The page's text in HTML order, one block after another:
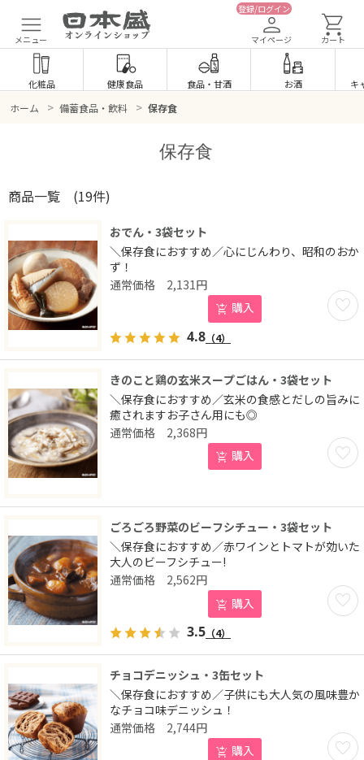
メニュー
登録/ログイン
マイページ カート
化粧品 健康食品 食品・ 甘酒 お酒 キ
ホーム > 備蓄食品・飲料 > 保存食
保存食
商品一覧 (19件)
おでん・3袋セット
＼保存食におすすめ／心にじんわり、昭和のおか
ず！
お気
2,131円
購入
4.8 （4）
きのこと鶏の玄米スープごはん・3袋セット
＼保存食におすすめ／玄米の食感とだしの旨みに
癒されますお子さん用にも◎
お気
2,368円
購入
ごろごろ野菜のビーフシチュー・3袋セット
＼保存食におすすめ／赤ワインとトマトが効いた
大人のビーフシチュー!
お気
2,562円
購入
3.5 （4）
チョコデニッシュ・3缶セット
＼保存食におすすめ／子供にも大人気の風味豊か
なチョコ味デニッシュ！
お気
2,744円
購入